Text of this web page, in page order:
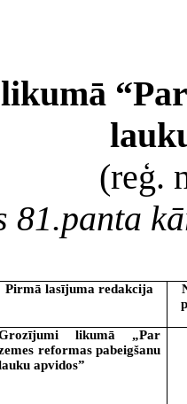
(reģ.
81.panta
Pirmā lasījuma redakcija
likumā „Par
reformas pabeigšanu
apvidos”